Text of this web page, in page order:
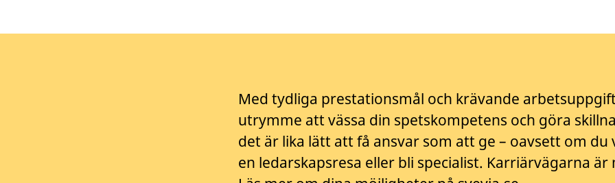
Med tydliga prestationsmål och krävande
utrymme att vässa din spetskompetens och göra
det är lika lätt att få ansvar som att ge – oavsett om du
en ledarskapsresa eller bli specialist. Karriärvägarna är